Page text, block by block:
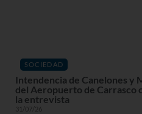
SOCIEDAD
Intendencia de Canelones y
del Aeropuerto de Carrasco
la entrevista
31/07/26